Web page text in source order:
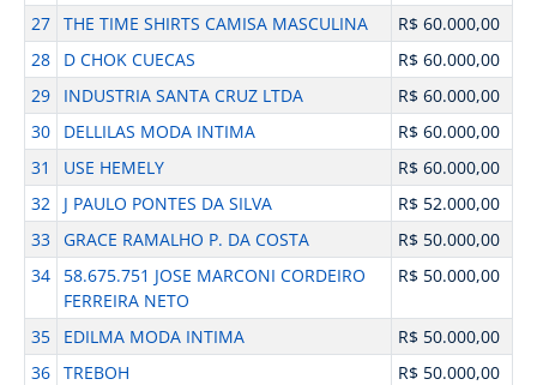
27 THE TIME SHIRTS CAMISA MASCULINA
R$ 60.000,00
28
D CHOK CUECAS
R$ 60.000,00
29
INDUSTRIA SANTA CRUZ LTDA
R$ 60.000,00
30
DELLILAS MODA INTIMA
R$ 60.000,00
31
USE HEMELY
R$ 60.000,00
32
J PAULO PONTES DA SILVA
R$ 52.000,00
33
GRACE RAMALHO P. DA COSTA
R$ 50.000,00
34
58.675.751 JOSE MARCONI CORDEIRO
FERREIRA NETO
R$ 50.000,00
35 EDILMA MODA INTIMA
R$ 50.000,00
36 TREBOH
R$ 50.000,00